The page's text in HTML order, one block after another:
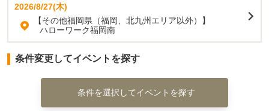
2026/8/27(木)
【その他福岡県（福岡、北九州エリア以外）】
ハローワーク福岡南
条件変更してイベントを探す
条件を選択してイベントを探す